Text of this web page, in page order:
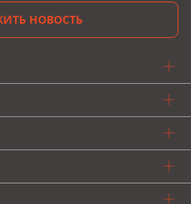
НОВОСТЬ